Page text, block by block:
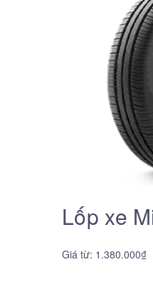
Lốp xe
Giá từ: 1.380.000₫